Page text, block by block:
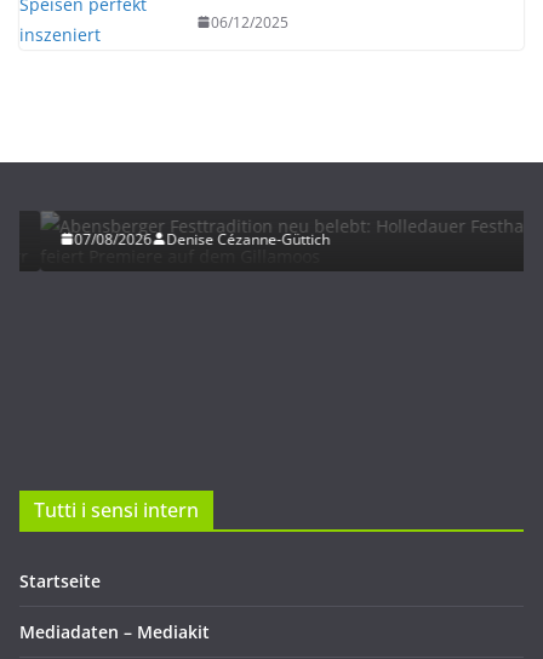
06/12/2025
07/08/2026 Denise Cézanne-Güttich
Tutti i sensi intern
Startseite
Mediadaten – Mediakit